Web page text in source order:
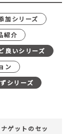
加シリーズ
紹介
良いシリーズ
ン
シリーズ
ゲットのセッ